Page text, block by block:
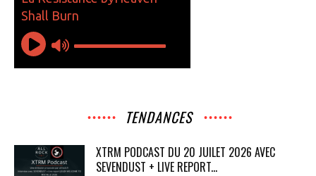
TENDANCES
XTRM PODCAST DU 20 JUILET 2026 AVEC
SEVENDUST + LIVE REPORT...